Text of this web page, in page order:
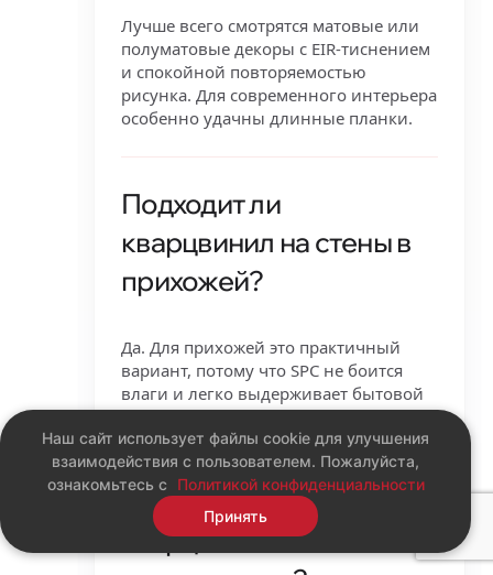
Лучше всего смотрятся матовые или
полуматовые декоры с EIR-тиснением
и спокойной повторяемостью
рисунка. Для современного интерьера
особенно удачны длинные планки.
Подходит ли
кварцвинил на стены в
прихожей?
Да. Для прихожей это практичный
вариант, потому что SPC не боится
влаги и легко выдерживает бытовой
контакт со стеной.
Можно ли использовать
кварцвинил на стене за
Наш сайт использует файлы cookie для улучшения
взаимодействия с пользователем. Пожалуйста,
ознакомьтесь с
Политикой конфиденциальности
Принять